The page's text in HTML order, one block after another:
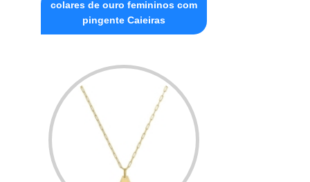
colares de ouro femininos com
pingente Caieiras